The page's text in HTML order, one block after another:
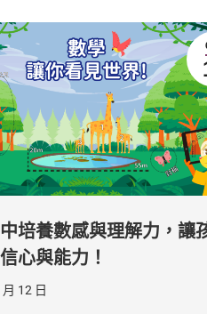
培養數感與理解力，讓
心與能力！
12 日